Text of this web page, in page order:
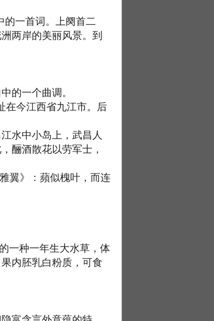
一首词。上阕首二
两岸的美丽风景。到
的一个曲调。
今江西省九江市。后
水中小岛上，武昌人
酾酒散花以劳军士，
翼》：蘋似槐叶，而连
一种一年生大水草，体
内胚乳白粉质，可食